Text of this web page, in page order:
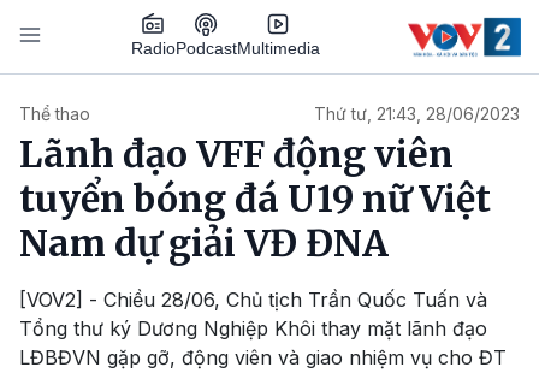
Nhảy đến nội dung
RadioPodcastMultimedia
Thể thao Thứ tư, 21:43, 28/06/2023
Lãnh đạo VFF động viên
tuyển bóng đá U19 nữ Việt
Nam dự giải VĐ ĐNA
[VOV2] - Chiều 28/06, Chủ tịch Trần Quốc Tuấn và
Tổng thư ký Dương Nghiệp Khôi thay mặt lãnh đạo
LĐBĐVN gặp gỡ, động viên và giao nhiệm vụ cho ĐT